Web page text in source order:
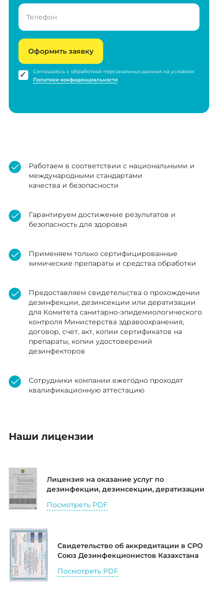
Оформить заявку
Соглашаюсь с обработкой персональных данных на условиях
Политики конфиденциальности
Работаем в соответствии с национальными и
международными стандартами
качества и безопасности
Гарантируем достижение результатов и
безопасность для здоровья
Применяем только сертифицированные
химические препараты и средства обработки
Предоставляем свидетельства о прохождении
дезинфекции, дезинсекции или дератизации
для Комитета санитарно-эпидемиологического
контроля Министерства здравоохранения,
договор, счет, акт, копии сертификатов на
препараты, копии удостоверений
дезинфекторов
Сотрудники компании ежегодно проходят
квалификационную аттестацию
Наши лицензии
Лицензия на оказание услуг по
дезинфекции, дезинсекции, дератизации
Посмотреть PDF
Свидетельство об аккредитации в СРО
Союз Дезинфекционистов Казахстана
Посмотреть PDF